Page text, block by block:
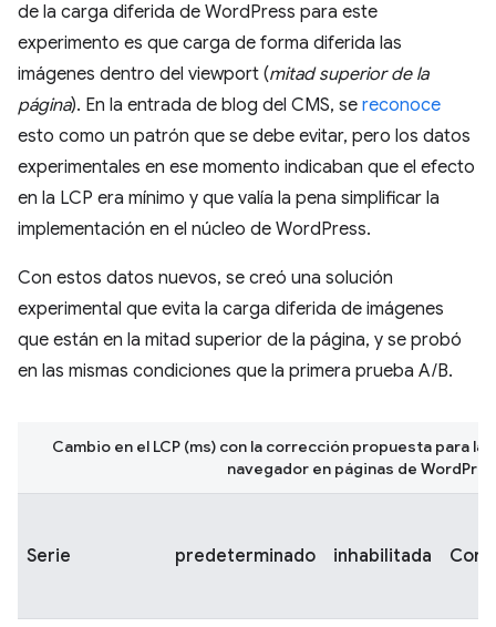
de la carga diferida de WordPress para este
experimento es que carga de forma diferida las
imágenes dentro del viewport (mitad superior de la
página). En la entrada de blog del CMS, se reconoce
esto como un patrón que se debe evitar, pero los datos
experimentales en ese momento indicaban que el efecto
en la LCP era mínimo y que valía la pena simplificar la
implementación en el núcleo de WordPress.
Con estos datos nuevos, se creó una solución
experimental que evita la carga diferida de imágenes
que están en la mitad superior de la página, y se probó
en las mismas condiciones que la primera prueba A/B.
Serie predeterminado inhabilitada
Cambio en el LCP (ms) con la corrección propuesta para
navegador en páginas de